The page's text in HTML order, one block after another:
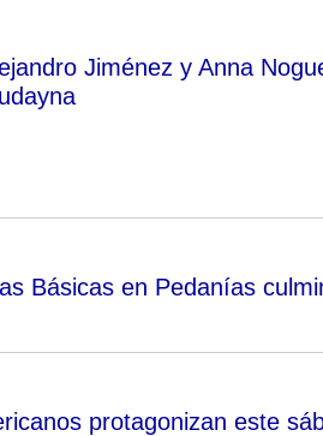
Jiménez y Anna
Básicas en Pedanías
protagonizan este